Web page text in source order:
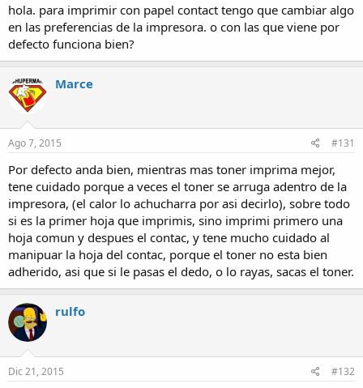
hola. para imprimir con papel contact tengo que cambiar algo
en las preferencias de la impresora. o con las que viene por
defecto funciona bien?
Marce
Ago 7, 2015 #131
Por defecto anda bien, mientras mas toner imprima mejor,
tene cuidado porque a veces el toner se arruga adentro de la
impresora, (el calor lo achucharra por asi decirlo), sobre todo
si es la primer hoja que imprimis, sino imprimi primero una
hoja comun y despues el contac, y tene mucho cuidado al
manipuar la hoja del contac, porque el toner no esta bien
adherido, asi que si le pasas el dedo, o lo rayas, sacas el toner.
rulfo
Dic 21, 2015 #132